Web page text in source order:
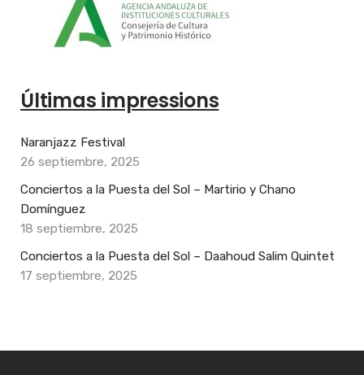
Últimas impressions
Naranjazz Festival
26 septiembre, 2025
Conciertos a la Puesta del Sol – Martirio y Chano
Domínguez
18 septiembre, 2025
Conciertos a la Puesta del Sol – Daahoud Salim Quintet
17 septiembre, 2025